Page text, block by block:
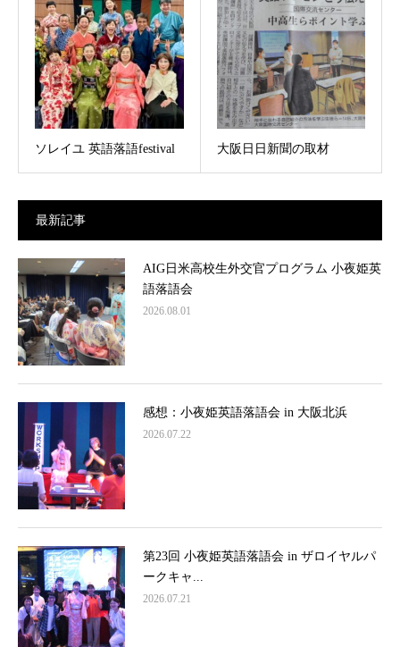
ソレイユ 英語落語festival 大阪日日新聞の取材
最新記事
AIG日米高校生外交官プログラム 小夜姫英
語落語会
2026.08.01
感想：小夜姫英語落語会 in 大阪北浜
2026.07.22
第23回 小夜姫英語落語会 in ザロイヤルパ
ークキャ...
2026.07.21